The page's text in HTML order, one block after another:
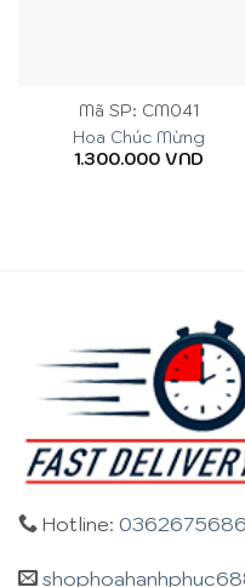
Mã SP: CM041
Hoa Chúc Mừng
1.300.000 VND
Hotline: 0362675686